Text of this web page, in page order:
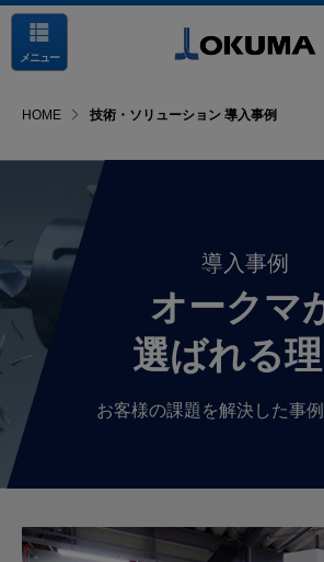
メニュー
HOME 技術・ソリューション 導入事例
導入事例
オークマ
選ばれる
お客様の課題を解決した事